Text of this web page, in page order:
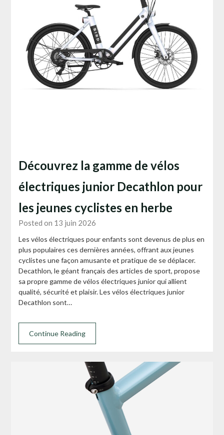
Découvrez la gamme de vélos
électriques junior Decathlon pour
les jeunes cyclistes en herbe
Posted on 13 juin 2026
Les vélos électriques pour enfants sont devenus de plus en
plus populaires ces dernières années, offrant aux jeunes
cyclistes une façon amusante et pratique de se déplacer.
Decathlon, le géant français des articles de sport, propose
sa propre gamme de vélos électriques junior qui allient
qualité, sécurité et plaisir. Les vélos électriques junior
Decathlon sont…
Continue Reading